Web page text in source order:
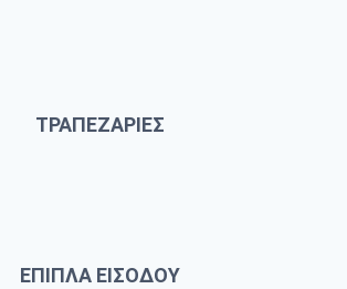
ΤΡΑΠΕΖΑΡΙΕΣ
ΕΠΙΠΛΑ ΕΙΣΟΔΟΥ